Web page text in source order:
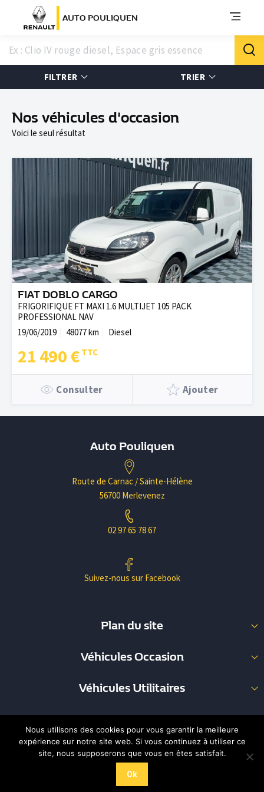
AUTO POULIQUEN
FILTRER TRIER
Nos véhicules d'occasion
Voici le seul résultat
FIAT DOBLO CARGO
FRIGORIFIQUE FT MAXI 1.6 MULTIJET 105 PACK
PROFESSIONAL NAV
19/06/2019
48077 km Diesel
21 490 €
Consulter Ajouter
Plan du site
Nos Utilitaires
Carrosserie
Mentions légales
Véhicules Occasion
Break (8)
Monospace (5)
SUV (23)
Véhicules Utilitaires
Commerciale (8)
Plateau (3)
Auto Pouliquen
Route de Carnac / Sainte-Hélène
56700 Merlevenez
02 97 65 78 67
Suivez-nous sur Facebook
Réalisation Web an Oriant
Nous utilisons des cookies pour vous garantir la meilleure
expérience sur notre site web. Si vous continuez à utiliser ce
site, nous supposerons que vous en êtes satisfait.
Ok